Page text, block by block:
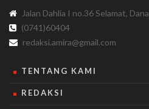
Jalan Dahlia I no.36 Selamat,
(0741)60404
redaksi.amira@gmail.com
TENTANG KAMI
REDAKSI